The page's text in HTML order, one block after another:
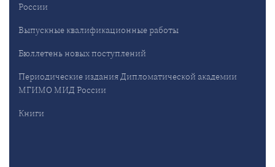
России
Выпускные квалификационные работы
Бюллетень новых поступлений
Периодические издания Дипломатической академии
МГИМО МИД России
Книги